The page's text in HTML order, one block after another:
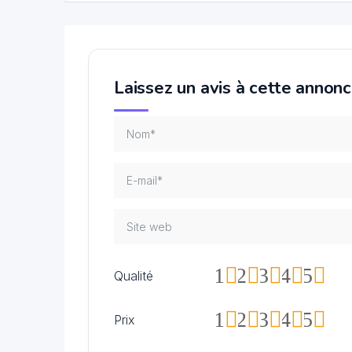
Laissez un avis à cette
Qualité 5
4
3
2
1
Prix 5
4
3
2
1